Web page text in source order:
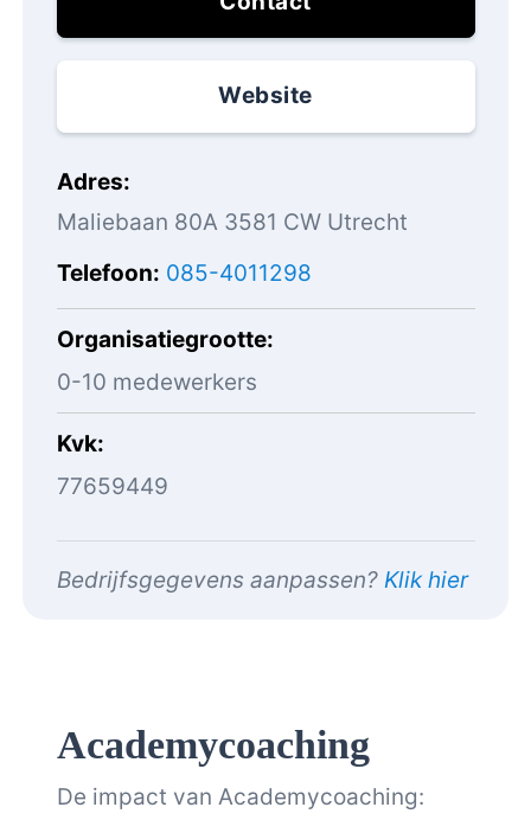
Website
Adres
Maliebaan 80A 3581 CW Utrecht
Telefoon 085-4011298
Organisatiegrootte
0-10 medewerkers
Kvk
77659449
Bedrijfsgegevens aanpassen? Klik hier
Academycoaching
De impact van Academycoaching: